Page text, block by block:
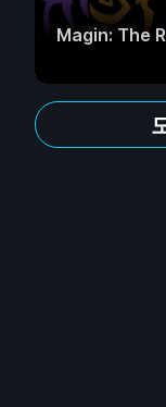
Magin: The